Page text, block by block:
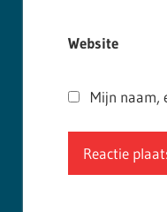
Website
Mijn naam,